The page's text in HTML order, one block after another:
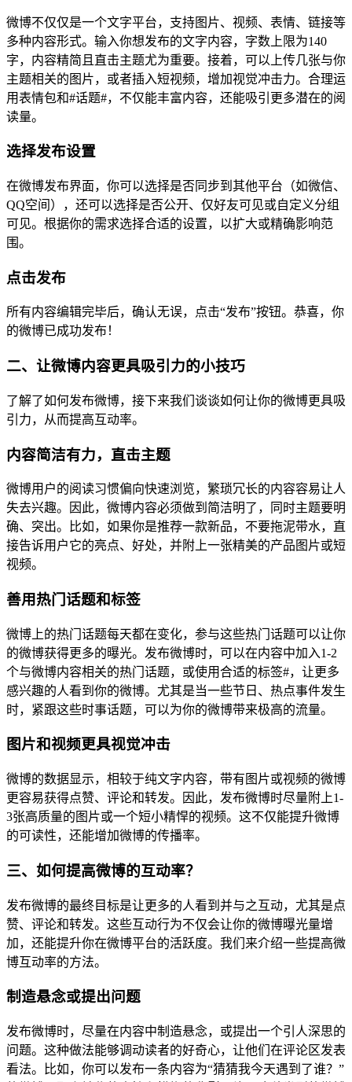
微博不仅仅是一个文字平台，支持图片、视频、表情、链接等
多种内容形式。输入你想发布的文字内容，字数上限为140
字，内容精简且直击主题尤为重要。接着，可以上传几张与你
主题相关的图片，或者插入短视频，增加视觉冲击力。合理运
用表情包和#话题#，不仅能丰富内容，还能吸引更多潜在的阅
读量。
选择发布设置
在微博发布界面，你可以选择是否同步到其他平台（如微信、
QQ空间），还可以选择是否公开、仅好友可见或自定义分组
可见。根据你的需求选择合适的设置，以扩大或精确影响范
围。
点击发布
所有内容编辑完毕后，确认无误，点击“发布”按钮。恭喜，你
的微博已成功发布！
二、让微博内容更具吸引力的小技巧
了解了如何发布微博，接下来我们谈谈如何让你的微博更具吸
引力，从而提高互动率。
内容简洁有力，直击主题
微博用户的阅读习惯偏向快速浏览，繁琐冗长的内容容易让人
失去兴趣。因此，微博内容必须做到简洁明了，同时主题要明
确、突出。比如，如果你是推荐一款新品，不要拖泥带水，直
接告诉用户它的亮点、好处，并附上一张精美的产品图片或短
视频。
善用热门话题和标签
微博上的热门话题每天都在变化，参与这些热门话题可以让你
的微博获得更多的曝光。发布微博时，可以在内容中加入1-2
个与微博内容相关的热门话题，或使用合适的标签#，让更多
感兴趣的人看到你的微博。尤其是当一些节日、热点事件发生
时，紧跟这些时事话题，可以为你的微博带来极高的流量。
图片和视频更具视觉冲击
微博的数据显示，相较于纯文字内容，带有图片或视频的微博
更容易获得点赞、评论和转发。因此，发布微博时尽量附上1-
3张高质量的图片或一个短小精悍的视频。这不仅能提升微博
的可读性，还能增加微博的传播率。
三、如何提高微博的互动率？
发布微博的最终目标是让更多的人看到并与之互动，尤其是点
赞、评论和转发。这些互动行为不仅会让你的微博曝光量增
加，还能提升你在微博平台的活跃度。我们来介绍一些提高微
博互动率的方法。
制造悬念或提出问题
发布微博时，尽量在内容中制造悬念，或提出一个引人深思的
问题。这种做法能够调动读者的好奇心，让他们在评论区发表
看法。比如，你可以发布一条内容为“猜猜我今天遇到了谁？”